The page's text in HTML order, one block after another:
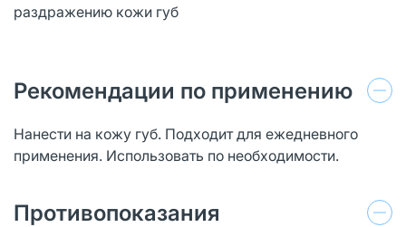
раздражению кожи губ
Рекомендации по применению
Нанести на кожу губ. Подходит для ежедневного
применения. Использовать по необходимости.
Противопоказания